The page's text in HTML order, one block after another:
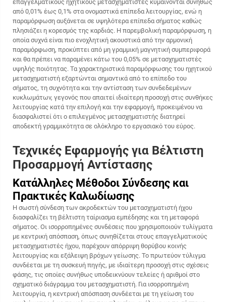
επαγγελματικούς ηχητικούς μετασχηματιστές κυμαίνονται συνήθως
από 0,01% έως 0,1% στα ονομαστικά επίπεδα λειτουργίας, ενώ η
παραμόρφωση αυξάνεται σε υψηλότερα επίπεδα σήματος καθώς
πλησιάζει η κορεσμός της καρδιάς. Η παρεμβολική παραμόρφωση, η
οποία συχνά είναι πιο ενοχλητική ακουστικά από την αρμονική
παραμόρφωση, προκύπτει από μη γραμμική μαγνητική συμπεριφορά
και θα πρέπει να παραμένει κάτω του 0,05% σε μετασχηματιστές
υψηλής ποιότητας. Τα χαρακτηριστικά παραμόρφωσης του ηχητικού
μετασχηματιστή εξαρτώνται σημαντικά από το επίπεδο του
σήματος, τη συχνότητα και την αντίσταση των συνδεδεμένων
κυκλωμάτων, γεγονός που απαιτεί ιδιαίτερη προσοχή στις συνθήκες
λειτουργίας κατά την επιλογή και την εφαρμογή, προκειμένου να
διασφαλιστεί ότι ο επιλεγμένος μετασχηματιστής διατηρεί
αποδεκτή γραμμικότητα σε ολόκληρο το εργασιακό του εύρος.
Τεχνικές Εφαρμογής για Βέλτιστη
Προσαρμογή Αντίστασης
Κατάλληλες Μέθοδοι Σύνδεσης και
Πρακτικές Καλωδίωσης
Η σωστή σύνδεση των ακροδεκτών του μετασχηματιστή ήχου
διασφαλίζει τη βέλτιστη ταίριασμα εμπέδησης και τη μεταφορά
σήματος. Οι ισορροπημένες συνδέσεις που χρησιμοποιούν τυλίγματα
με κεντρική απόσπαση, όπως συνηθίζεται στους επαγγελματικούς
μετασχηματιστές ήχου, παρέχουν απόρριψη θορύβου κοινής
λειτουργίας και εξάλειψη βρόχων γείωσης. Το πρωτεύον τύλιγμα
συνδέεται με τη συσκευή πηγής, με ιδιαίτερη προσοχή στις σχέσεις
φάσης, τις οποίες συνήθως υποδεικνύουν τελείες ή αριθμοί στο
σχηματικό διάγραμμα του μετασχηματιστή. Για ισορροπημένη
λειτουργία, η κεντρική απόσπαση συνδέεται με τη γείωση του